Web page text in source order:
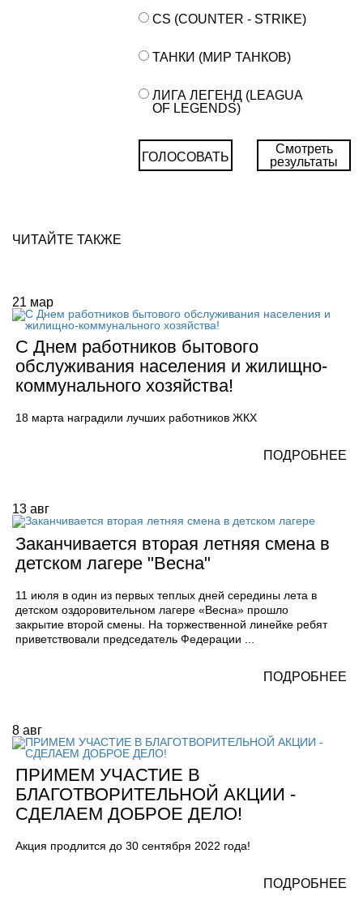
CS (COUNTER - STRIKE)
ТАНКИ (МИР ТАНКОВ)
ЛИГА ЛЕГЕНД (LEAGUA
OF LEGENDS)
ГОЛОСОВАТЬ
Смотреть
результаты
ЧИТАЙТЕ ТАКЖЕ
21 мар
С Днем работников бытового
обслуживания населения и жилищно-
коммунального хозяйства!
18 марта наградили лучших работников ЖКХ
ПОДРОБНЕЕ
13 авг
Заканчивается вторая летняя смена в
детском лагере "Весна"
11 июля в один из первых теплых дней середины лета в
детском оздоровительном лагере «Весна» прошло
закрытие второй смены. На торжественной линейке ребят
приветствовали председатель Федерации ...
ПОДРОБНЕЕ
8 авг
ПРИМЕМ УЧАСТИЕ В
БЛАГОТВОРИТЕЛЬНОЙ АКЦИИ -
СДЕЛАЕМ ДОБРОЕ ДЕЛО!
Акция продлится до 30 сентября 2022 года!
ПОДРОБНЕЕ